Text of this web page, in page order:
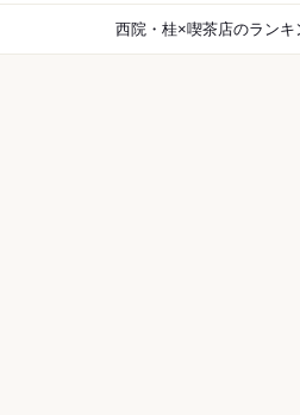
西院・桂×喫茶店のランキ